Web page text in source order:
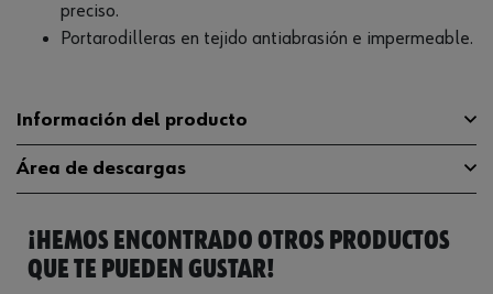
preciso.
Portarodilleras en tejido antiabrasión e impermeable.
Información del producto
Material 65% poliéster, 35% algodón
Instrucciones para el cuidado
Planchado a temperatura
Área de descargas
Guía de tallas guia-tallas
Catálogo General
¡HEMOS ENCONTRADO OTROS PRODUCTOS
QUE TE PUEDEN GUSTAR!